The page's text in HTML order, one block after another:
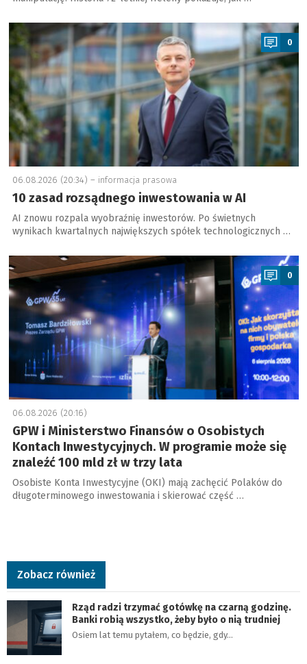
a
0
06.08.2026 (20:34) – informacja prasowa
10 zasad rozsądnego inwestowania w AI
AI znowu rozpala wyobraźnię inwestorów. Po świetnych
wynikach kwartalnych największych spółek technologicznych …
a
0
06.08.2026 (20:16)
GPW i Ministerstwo Finansów o Osobistych
Kontach Inwestycyjnych. W programie może się
znaleźć 100 mld zł w trzy lata
Osobiste Konta Inwestycyjne (OKI) mają zachęcić Polaków do
długoterminowego inwestowania i skierować część …
Zobacz również
Rząd radzi trzymać gotówkę na czarną godzinę.
Banki robią wszystko, żeby było o nią trudniej
Osiem lat temu pytałem, co będzie, gdy…